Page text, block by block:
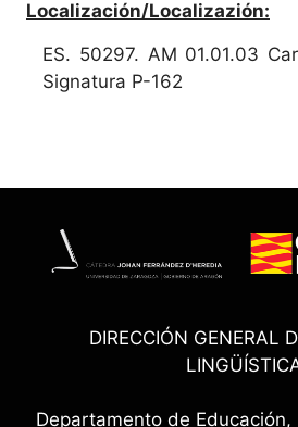
Localización/Localizazión:
ES. 50297. AM 01.01.03
Signatura P-162
DIRECCIÓN GENERAL
Departamento de